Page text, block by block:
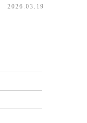
2026.03.19